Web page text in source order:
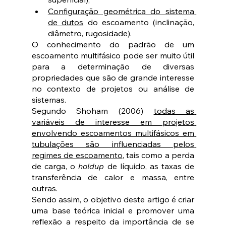
Configuração geométrica do sistema
de dutos do escoamento (inclinação,
diâmetro, rugosidade).
O conhecimento do padrão de um
escoamento multifásico pode ser muito útil
para a determinação de diversas
propriedades que são de grande interesse
no contexto de projetos ou análise de
sistemas.
Segundo Shoham (2006) todas as
variáveis de interesse em projetos
envolvendo escoamentos multifásicos em
tubulações são influenciadas pelos
regimes de escoamento, tais como a perda
de carga, o holdup de líquido, as taxas de
transferência de calor e massa, entre
outras.
Sendo assim, o objetivo deste artigo é criar
uma base teórica inicial e promover uma
reflexão a respeito da importância de se